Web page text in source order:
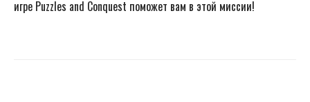
игре Puzzles and Conquest поможет вам в этой миссии!